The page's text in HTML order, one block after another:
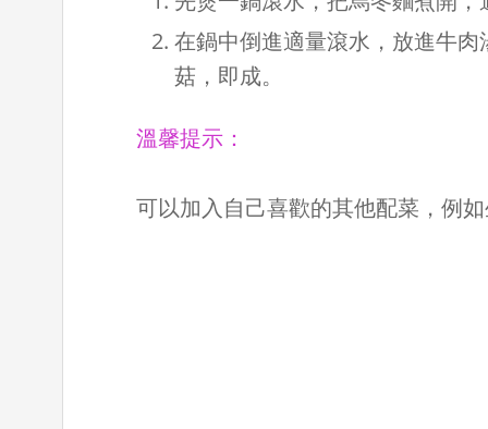
在鍋中倒進適量滾水，放進牛
菇，即成。
溫馨提示：
可以加入自己喜歡的其他配菜，例